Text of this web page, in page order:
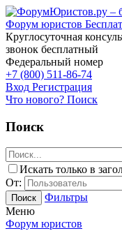
Форум юристов
Круглосуточная
звонок бесплатный
Федеральный номер
+7 (800) 511-86-74
Вход Регистрация
Что нового? Поиск
Поиск
Искать только в
От:
Поиск
Фильтры
Меню
Форум юристов